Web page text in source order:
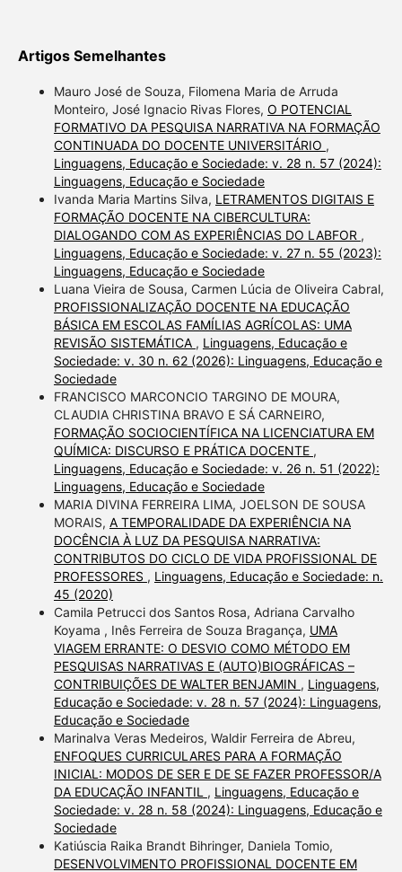
Artigos Semelhantes
Mauro José de Souza, Filomena Maria de Arruda
Monteiro, José Ignacio Rivas Flores, O POTENCIAL
FORMATIVO DA PESQUISA NARRATIVA NA FORMAÇÃO
CONTINUADA DO DOCENTE UNIVERSITÁRIO ,
Linguagens, Educação e Sociedade: v. 28 n. 57 (2024):
Linguagens, Educação e Sociedade
Ivanda Maria Martins Silva, LETRAMENTOS DIGITAIS E
FORMAÇÃO DOCENTE NA CIBERCULTURA:
DIALOGANDO COM AS EXPERIÊNCIAS DO LABFOR ,
Linguagens, Educação e Sociedade: v. 27 n. 55 (2023):
Linguagens, Educação e Sociedade
Luana Vieira de Sousa, Carmen Lúcia de Oliveira Cabral,
PROFISSIONALIZAÇÃO DOCENTE NA EDUCAÇÃO
BÁSICA EM ESCOLAS FAMÍLIAS AGRÍCOLAS: UMA
REVISÃO SISTEMÁTICA , Linguagens, Educação e
Sociedade: v. 30 n. 62 (2026): Linguagens, Educação e
Sociedade
FRANCISCO MARCONCIO TARGINO DE MOURA,
CLAUDIA CHRISTINA BRAVO E SÁ CARNEIRO,
FORMAÇÃO SOCIOCIENTÍFICA NA LICENCIATURA EM
QUÍMICA: DISCURSO E PRÁTICA DOCENTE ,
Linguagens, Educação e Sociedade: v. 26 n. 51 (2022):
Linguagens, Educação e Sociedade
MARIA DIVINA FERREIRA LIMA, JOELSON DE SOUSA
MORAIS, A TEMPORALIDADE DA EXPERIÊNCIA NA
DOCÊNCIA À LUZ DA PESQUISA NARRATIVA:
CONTRIBUTOS DO CICLO DE VIDA PROFISSIONAL DE
PROFESSORES , Linguagens, Educação e Sociedade: n.
45 (2020)
Camila Petrucci dos Santos Rosa, Adriana Carvalho
Koyama , Inês Ferreira de Souza Bragança, UMA
VIAGEM ERRANTE: O DESVIO COMO MÉTODO EM
PESQUISAS NARRATIVAS E (AUTO)BIOGRÁFICAS –
CONTRIBUIÇÕES DE WALTER BENJAMIN , Linguagens,
Educação e Sociedade: v. 28 n. 57 (2024): Linguagens,
Educação e Sociedade
Marinalva Veras Medeiros, Waldir Ferreira de Abreu,
ENFOQUES CURRICULARES PARA A FORMAÇÃO
INICIAL: MODOS DE SER E DE SE FAZER PROFESSOR/A
DA EDUCAÇÃO INFANTIL , Linguagens, Educação e
Sociedade: v. 28 n. 58 (2024): Linguagens, Educação e
Sociedade
Katiúscia Raika Brandt Bihringer, Daniela Tomio,
DESENVOLVIMENTO PROFISSIONAL DOCENTE EM